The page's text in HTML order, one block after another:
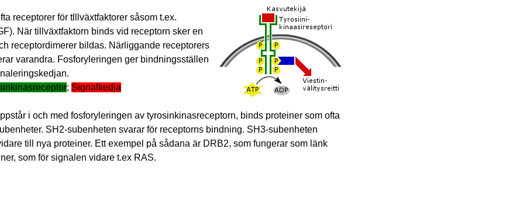
receptorer för tlllväxtfaktorer såsom t.ex.
När tillväxtfaktorn binds vid receptorn sker en
receptordimerer bildas. Närliggande receptorers
varandra. Fosforyleringen ger bindningsställen
; Signalkedja
i och med fosforyleringen av tyrosinkinasreceptorn, binds proteiner som ofta
SH2-subenheten svarar för receptorns bindning. SH3-subenheten
till nya proteiner. Ett exempel på sådana är DRB2, som fungerar som länk
som för signalen vidare t.ex RAS.